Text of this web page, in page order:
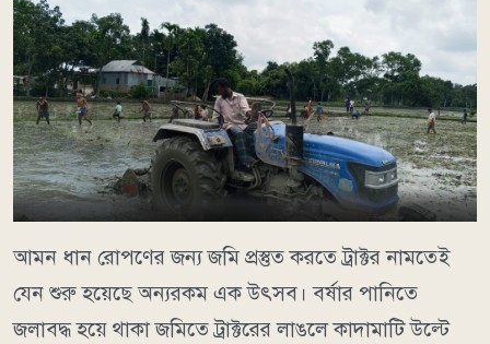
আমন ধান রোপণের জন্য জমি প্রস্তুত করতে ট্রাক্টর নামতেই
যেন শুরু হয়েছে অন্যরকম এক উৎসব। বর্ষার পানিতে
জলাবদ্ধ হয়ে থাকা জমিতে ট্রাক্টরের লাঙলে কাদামাটি উল্টে